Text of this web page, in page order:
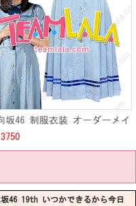
坂46 制服衣装 オーダーメイ
ルーワンピース セーラー襟
坂46 19th いつかできるから今日